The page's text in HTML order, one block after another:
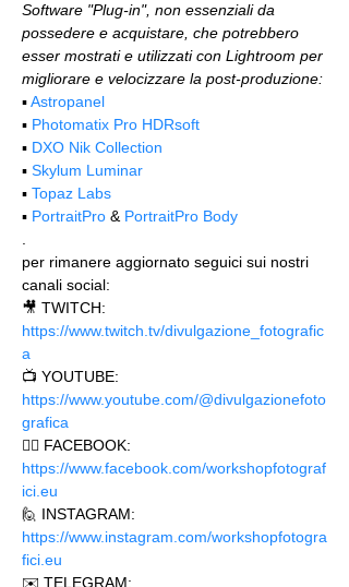
Software "Plug-in", non essenziali da
possedere e acquistare, che potrebbero
esser mostrati e utilizzati con Lightroom per
migliorare e velocizzare la post-produzione:
▪️ Astropanel
▪️ Photomatix Pro HDRsoft
▪️ DXO Nik Collection
▪️ Skylum Luminar
▪️ Topaz Labs
▪️ PortraitPro & PortraitPro Body
per rimanere aggiornato seguici sui nostri
canali social:
🎥 TWITCH:
https://www.twitch.tv/divulgazione_fotografic
a
📺 YOUTUBE:
https://www.youtube.com/@divulgazionefoto
grafica
🙋‍♂️ FACEBOOK:
https://www.facebook.com/workshopfotograf
ici.eu
🙋 INSTAGRAM:
https://www.instagram.com/workshopfotogra
fici.eu
✉️ TELEGRAM: